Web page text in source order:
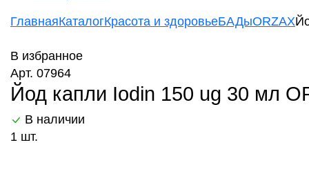
ГлавнаяКаталогКрасота и здоровьеБАДыORZAX
В избранное
Арт. 07964
Йод капли Iodin 150 ug 30 мл
В наличии
1 шт.